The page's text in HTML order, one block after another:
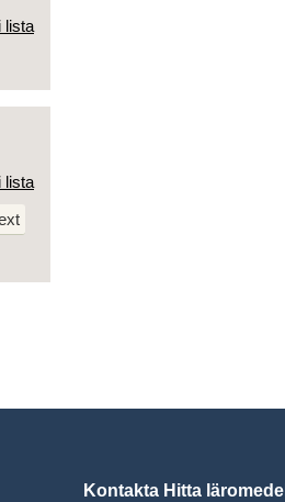
lista
lista
Kontakta Hitta läromedel